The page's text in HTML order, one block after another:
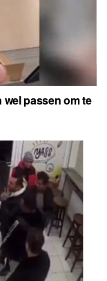
passen om te